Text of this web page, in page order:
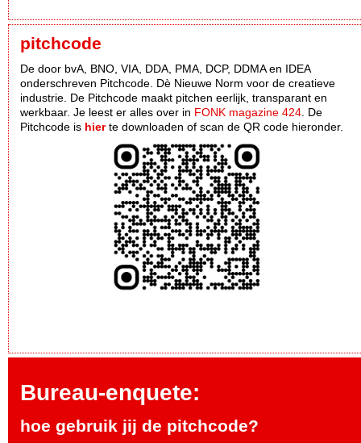
pitchcode
De door bvA, BNO, VIA, DDA, PMA, DCP, DDMA en IDEA
onderschreven Pitchcode. Dè Nieuwe Norm voor de creatieve
industrie. De Pitchcode maakt pitchen eerlijk, transparant en
werkbaar. Je leest er alles over in FONK magazine 424 . De
Pitchcode is hierte downloaden of scan de QR code hieronder.
Bureau-enquete:
hoe gebruik jij de pitchcode?